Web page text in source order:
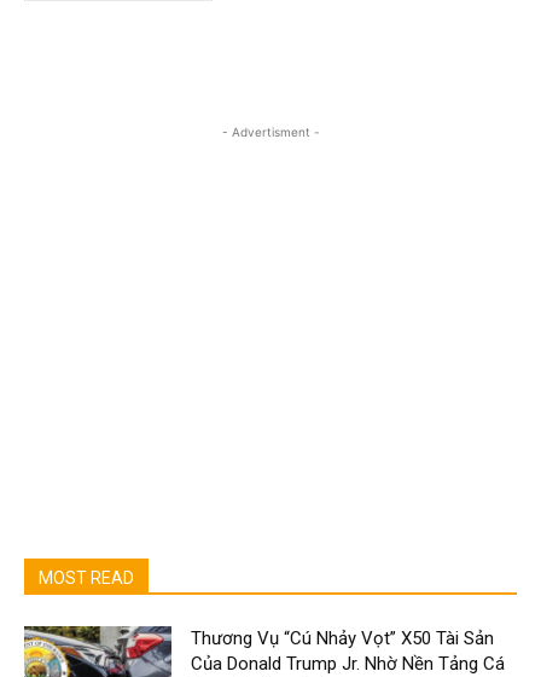
- Advertisment -
MOST READ
Thương Vụ “Cú Nhảy Vọt” X50 Tài Sản
Của Donald Trump Jr. Nhờ Nền Tảng Cá